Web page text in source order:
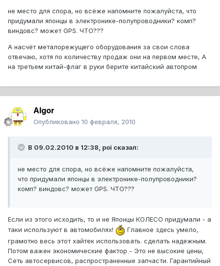
не место для спора, но всёже напомните пожалуйста, что
придумали японцы в электронике-полупроводники? комп?
виндовс? может GPS. ЧТО???
А насчёт металорежущего оборудования за свои слова
отвечаю, хотя по количеству продаж они на первом месте, А
на третьем китай-флаг в руки берите китайский автопром
Algor
Опубликовано 10 февраля, 2010
В 09.02.2010 в 12:38, poi сказал:
не место для спора, но всёже напомните пожалуйста,
что придумали японцы в электронике-полупроводники?
комп? виндовс? может GPS. ЧТО???
Если из этого исходить, то и не Японцы КОЛЕСО придумали - а
таки используют в автомобилях!
Главное здесь умело,
грамотно весь этот хайтек использовать. сделать надежным.
Потом важен экономические фактор - Это не высокие цены,
Сеть автосервисов, распространенные запчасти. Гарантийный